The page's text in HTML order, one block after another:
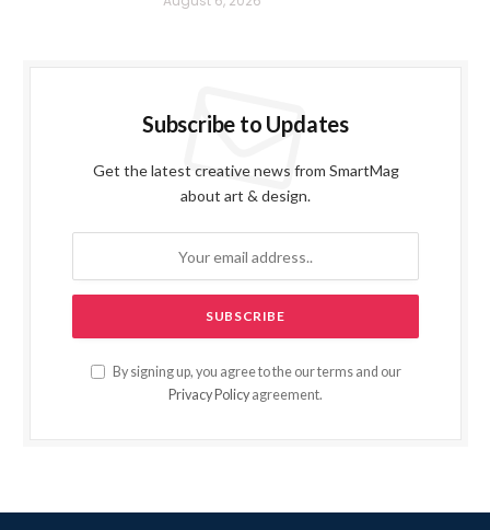
Subscribe to Updates
Get the latest creative news from SmartMag
about art & design.
By signing up, you agree to the our terms and our
Privacy Policy agreement.